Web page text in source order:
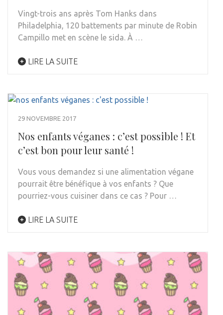
Vingt-trois ans après Tom Hanks dans
Philadelphia, 120 battements par minute de Robin
Campillo met en scène le sida. À …
LIRE LA SUITE
29 NOVEMBRE 2017
Nos enfants véganes : c’est possible ! Et
c’est bon pour leur santé !
Vous vous demandez si une alimentation végane
pourrait être bénéfique à vos enfants ? Que
pourriez-vous cuisiner dans ce cas ? Pour …
LIRE LA SUITE